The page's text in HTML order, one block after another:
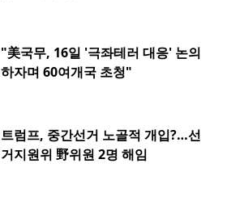
"美국무, 16일 '극좌테러 대응' 논의
하자며 60여개국 초청"
트럼프, 중간선거 노골적 개입?…선
거지원위 野위원 2명 해임